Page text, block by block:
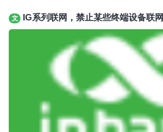
文 IG系列联网，禁止某些终端设备联网